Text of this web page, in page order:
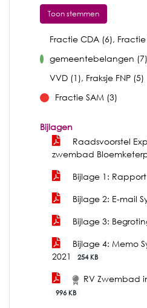
Toon stemmen
Fractie CDA (6),
gemeentebelangen
VVD (1), Fraksje FNP (5)
Fractie SAM (3)
Bijlagen
Raadsvoorstel
zwembad
Bijlage 1:
Bijlage 2: E-mail
Bijlage 3:
Bijlage 4: Memo
2021
254 KB
RV Zwembad
996 KB